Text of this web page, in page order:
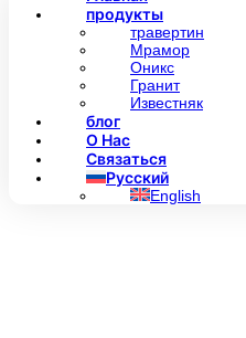
продукты
травертин
Мрамор
Оникс
Гранит
Известняк
блог
О Нас
Связаться
Русский
English